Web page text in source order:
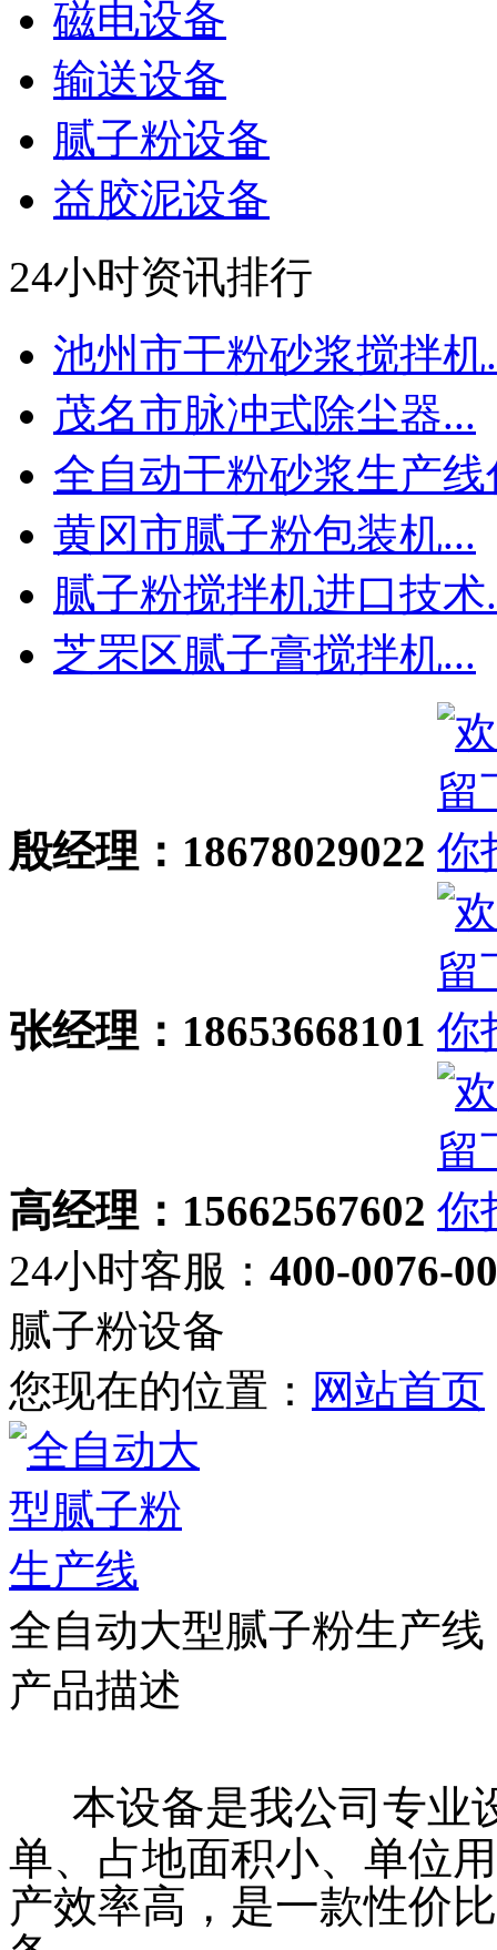
磁电设备
输送设备
腻子粉设备
益胶泥设备
24小时资讯排行
池州市干粉砂浆搅拌机
茂名市脉冲式除尘器...
全自动干粉砂浆生产线
黄冈市腻子粉包装机...
腻子粉搅拌机进口技术
芝罘区腻子膏搅拌机...
殷经理：18678029022
张经理：18653668101
高经理：15662567602
24小时客服： 400-0076-
腻子粉设备
您现在的位置： 网站首页
全自动大型腻子粉生产线
产品描述
本设备是我公司专业
单、占地面积小、单位
产效率高，是一款性价